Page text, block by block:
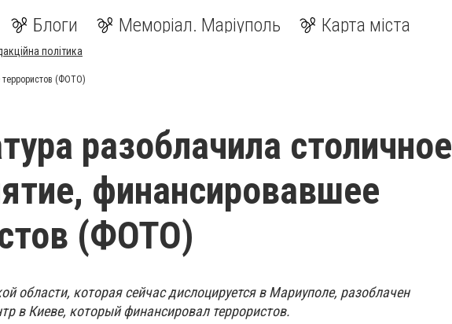
Блоги Меморіал. Маріуполь Карта міста
політика
террористов (ФОТО)
разоблачила столичное
финансировавшее
(ФОТО)
области, которая сейчас дислоцируется в Мариуполе, разоблачен
в Киеве, который финансировал террористов.